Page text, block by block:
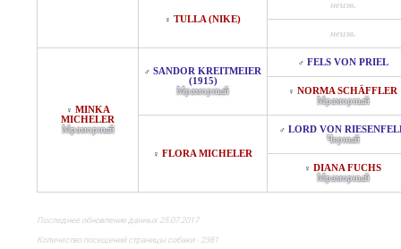
♀ TULLA (NIKE)
неизв.
неизв.
♀ MINKA
MICHELER
Мраморный
♂ SANDOR KREITMEIER
(1915)
Мраморный
♂ FELS VON PRIEL
♀ NORMA SCHÄFFLER
Мраморный
♀ FLORA MICHELER
♂ LORD VON
Черный
♀ DIANA FUCHS
Мраморный
Последнее обновление данных 25.07.2017
Количество посещений страницы собаки - 2381